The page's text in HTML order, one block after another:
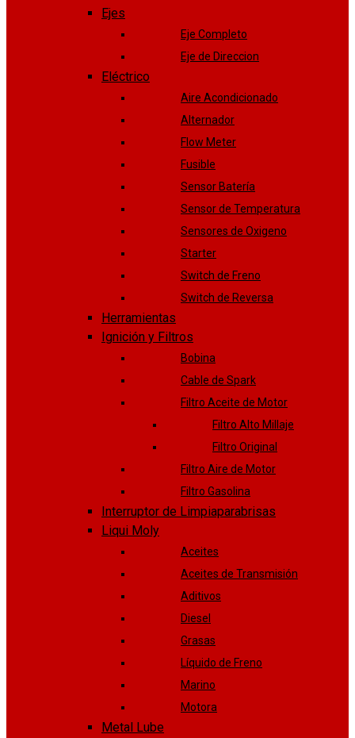
Ejes
Eje Completo
Eje de Direccion
Eléctrico
Aire Acondicionado
Alternador
Flow Meter
Fusible
Sensor Batería
Sensor de Temperatura
Sensores de Oxigeno
Starter
Switch de Freno
Switch de Reversa
Herramientas
Ignición y Filtros
Bobina
Cable de Spark
Filtro Aceite de Motor
Filtro Alto Millaje
Filtro Original
Filtro Aire de Motor
Filtro Gasolina
Interruptor de Limpiaparabrisas
Liqui Moly
Aceites
Aceites de Transmisión
Aditivos
Diesel
Grasas
Líquido de Freno
Marino
Motora
Metal Lube